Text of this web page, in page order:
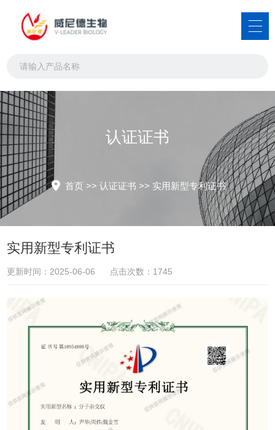
认证证书
首页 >> 认证证书 >> 实用新型专利证书
实用新型专利证书
更新时间：2025-06-06 点击次数：1745